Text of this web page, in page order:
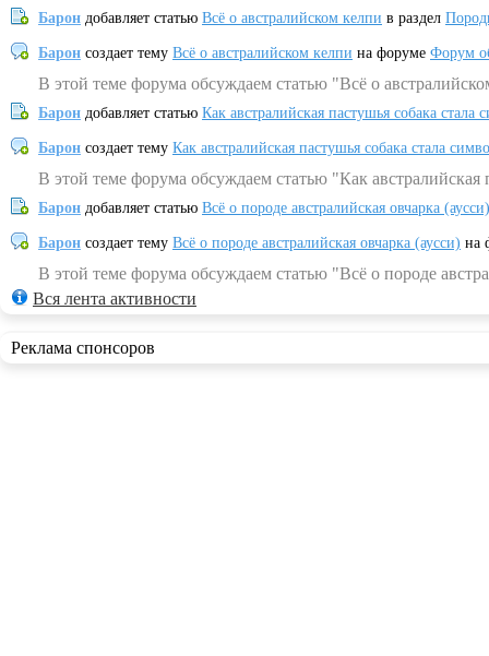
Барон добавляет статью Всё о австралийском келпи в раздел
Барон создает тему Всё о австралийском келпи на форуме Форум
В этой теме форума обсуждаем статью "Всё о
Барон добавляет статью Как австралийская пастушья собака
Барон создает тему Как австралийская пастушья собака стала
В этой теме форума обсуждаем статью "Как
Барон добавляет статью Всё о породе австралийская овчарка (аусси)
Барон создает тему Всё о породе австралийская овчарка (аусси) на
В этой теме форума обсуждаем статью "Всё о породе
Вся лента активности
Реклама спонсоров